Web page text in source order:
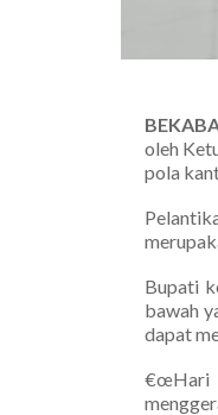
oleh
pola
Bupati
bawah
dapat
€œHari